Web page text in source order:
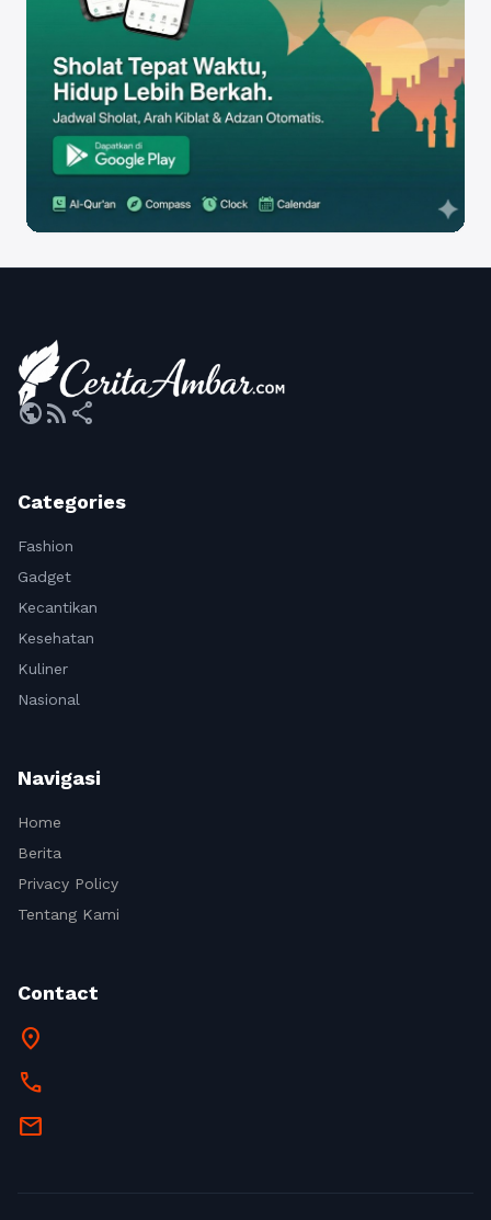
publicrss_feed share
Categories
Fashion
Gadget
Kecantikan
Kesehatan
Kuliner
Nasional
Navigasi
Home
Berita
Privacy Policy
Tentang Kami
Contact
location_on
call
mail